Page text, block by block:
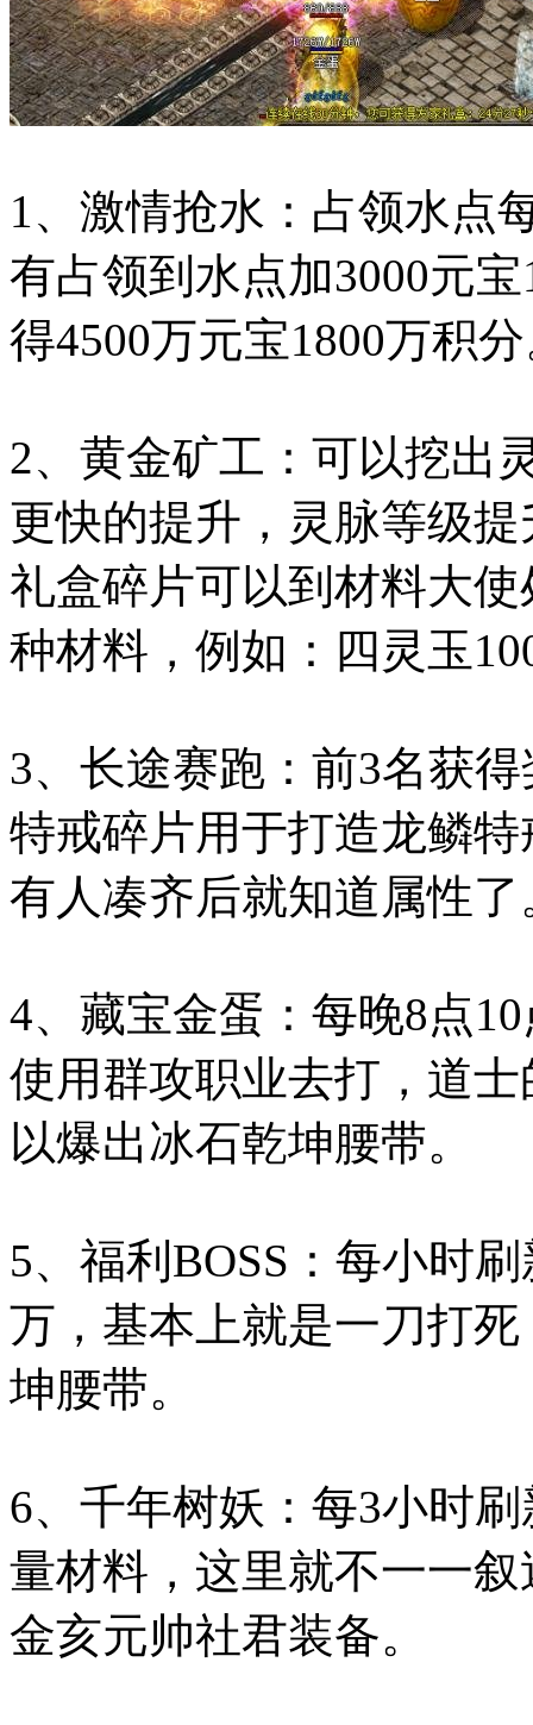
1、激情抢水：占领水点
有占领到水点加3000元
得4500万元宝1800万积
2、黄金矿工：可以挖出
更快的提升，灵脉等级
礼盒碎片可以到材料大
种材料，例如：四灵玉
3、长途赛跑：前3名获
特戒碎片用于打造龙鳞
有人凑齐后就知道属性了
4、藏宝金蛋：每晚8点
使用群攻职业去打，道
以爆出冰石乾坤腰带。
5、福利BOSS：每小时
万，基本上就是一刀打
坤腰带。
6、千年树妖：每3小时
量材料，这里就不一一
金亥元帅社君装备。